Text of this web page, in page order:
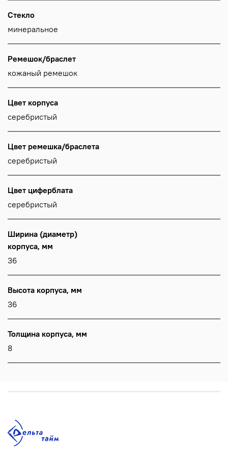
Стекло
минеральное
Ремешок/браслет
кожаный ремешок
Цвет корпуса
серебристый
Цвет ремешка/браслета
серебристый
Цвет циферблата
серебристый
Ширина (диаметр)
корпуса, мм
36
Высота корпуса, мм
36
Толщина корпуса, мм
8